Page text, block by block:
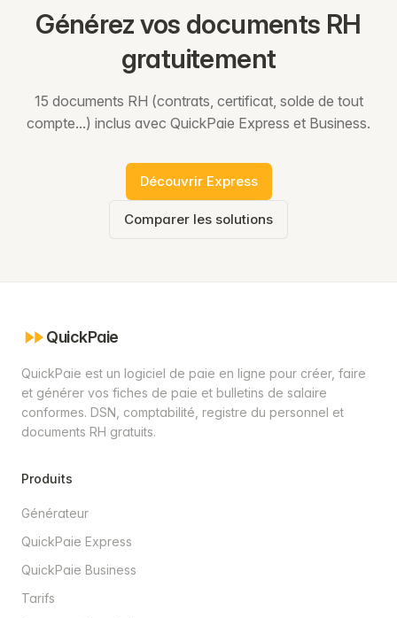
Générez vos documents RH
gratuitement
15 documents RH (contrats, certificat, solde de tout
compte...) inclus avec QuickPaie Express et Business.
Découvrir Express
Comparer les solutions
QuickPaie
QuickPaie est un logiciel de paie en ligne pour créer, faire
et générer vos fiches de paie et bulletins de salaire
conformes. DSN, comptabilité, registre du personnel et
documents RH gratuits.
Produits
Générateur
QuickPaie Express
QuickPaie Business
Tarifs